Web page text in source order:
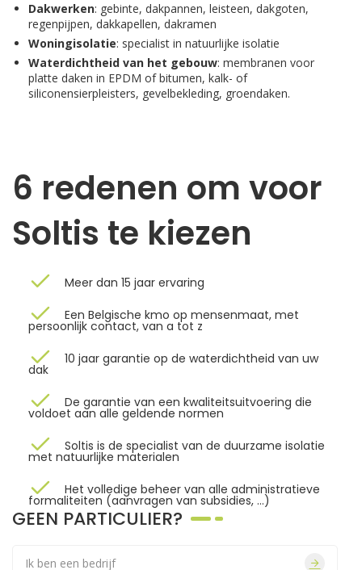
Dakwerken: gebinte, dakpannen, leisteen, dakgoten,
regenpijpen, dakkapellen, dakramen
Woningisolatie: specialist in natuurlijke isolatie
Waterdichtheid van het gebouw: membranen voor
platte daken in EPDM of bitumen, kalk- of
siliconensierpleisters, gevelbekleding, groendaken.
6 redenen om voor
Soltis te kiezen
Meer dan 15 jaar ervaring
Een Belgische kmo op mensenmaat, met
persoonlijk contact, van a tot z
10 jaar garantie op de waterdichtheid van uw
dak
De garantie van een kwaliteitsuitvoering die
voldoet aan alle geldende normen
Soltis is de specialist van de duurzame isolatie
met natuurlijke materialen
Het volledige beheer van alle administratieve
formaliteiten (aanvragen van subsidies, …)
GEEN PARTICULIER?
Ik ben een bedrijf